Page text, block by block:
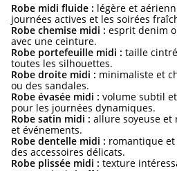
Robe midi fluide : légère et
journées actives et les soirées
Robe chemise midi : esprit denim
avec une ceinture.
Robe portefeuille midi : taille
toutes les silhouettes.
Robe droite midi : minimaliste et
ou des sandales.
Robe évasée midi : volume subtil
pour les journées dynamiques.
Robe satin midi : allure soyeuse et
et événements.
Robe dentelle midi : romantique
des accessoires délicats.
Robe plissée midi : texture